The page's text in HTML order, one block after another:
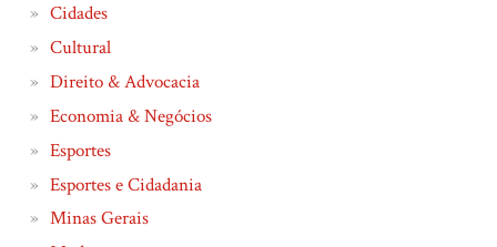
Cidades
Cultural
Direito & Advocacia
Economia & Negócios
Esportes
Esportes e Cidadania
Minas Gerais